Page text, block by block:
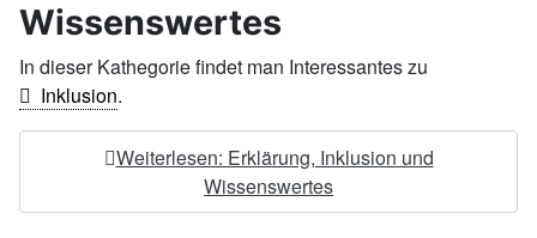
Wissenswertes
In dieser Kathegorie findet man Interessantes zu
Inklusion.
Weiterlesen: Erklärung, Inklusion und
Wissenswertes